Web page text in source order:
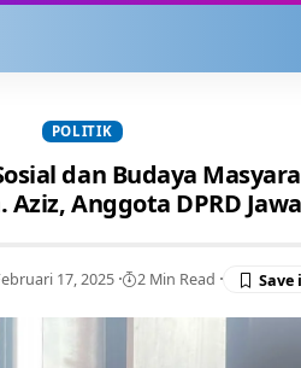
POLITIK
dan Budaya
Anggota DPRD
17, 2025 2 Min Read